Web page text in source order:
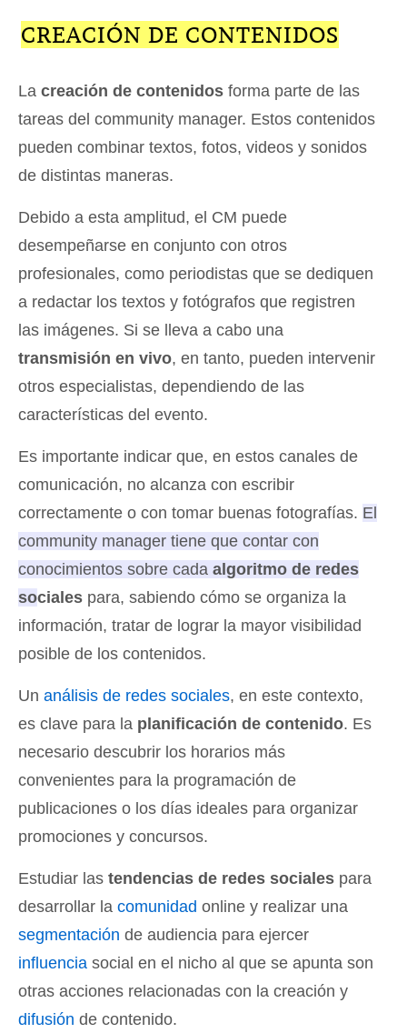
CREACIÓN DE CONTENIDOS
La creación de contenidos forma parte de las
tareas del community manager. Estos contenidos
pueden combinar textos, fotos, videos y sonidos
de distintas maneras.
Debido a esta amplitud, el CM puede
desempeñarse en conjunto con otros
profesionales, como periodistas que se dediquen
a redactar los textos y fotógrafos que registren
las imágenes. Si se lleva a cabo una
transmisión en vivo, en tanto, pueden intervenir
otros especialistas, dependiendo de las
características del evento.
Es importante indicar que, en estos canales de
comunicación, no alcanza con escribir
correctamente o con tomar buenas fotografías. El
community manager tiene que contar con
conocimientos sobre cada algoritmo de redes
sociales para, sabiendo cómo se organiza la
información, tratar de lograr la mayor visibilidad
posible de los contenidos.
Un análisis de redes sociales, en este contexto,
es clave para la planificación de contenido. Es
necesario descubrir los horarios más
convenientes para la programación de
publicaciones o los días ideales para organizar
promociones y concursos.
Estudiar las tendencias de redes sociales para
desarrollar la comunidad online y realizar una
segmentación de audiencia para ejercer
influencia social en el nicho al que se apunta son
otras acciones relacionadas con la creación y
difusión de contenido.